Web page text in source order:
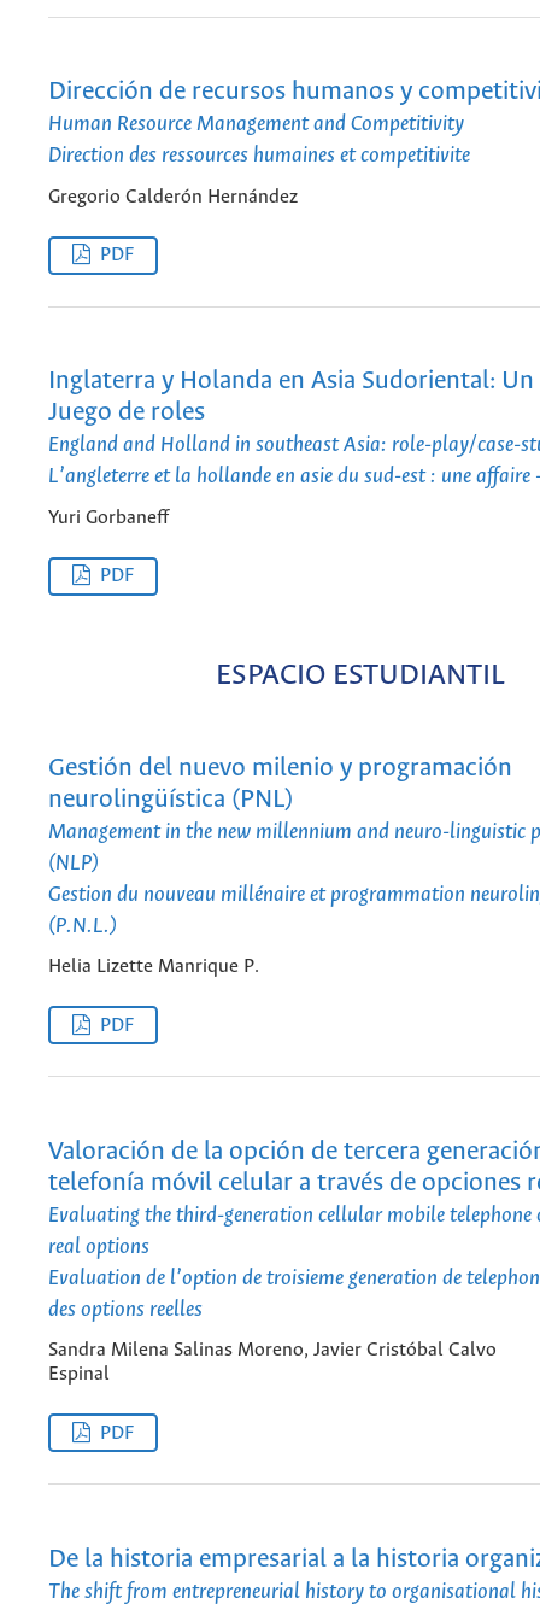
Dirección de recursos humanos y
Human Resource Management and Competitivity
Direction des ressources humaines et competitivite
Gregorio Calderón Hernández
PDF
Inglaterra y Holanda en Asia Sudoriental: Un
Juego de roles
England and Holland in southeast Asia: role-play/case-
L’angleterre et la hollande en asie du sud-est : une affaire
Yuri Gorbaneff
PDF
ESPACIO ESTUDIANTIL
Gestión del nuevo milenio y programación
neurolingüística (PNL)
Management in the new millennium and neuro-linguistic
(NLP)
Gestion du nouveau millénaire et programmation
(P.N.L.)
Helia Lizette Manrique P.
PDF
Valoración de la opción de tercera
telefonía móvil celular a través de opciones
Evaluating the third-generation cellular mobile
real options
Evaluation de l’option de troisieme generation de
des options reelles
Sandra Milena Salinas Moreno, Javier Cristóbal Calvo
Espinal
PDF
De la historia empresarial a la historia
The shift from entrepreneurial history to organisational